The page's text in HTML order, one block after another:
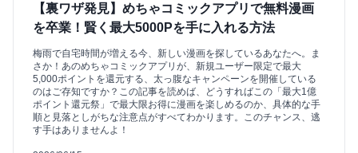
【裏ワザ発見】めちゃコミックアプリで無料漫画
を卒業！賢く最大5000Pを手に入れる方法
梅雨で自宅時間が増える今、新しい漫画を探しているあなたへ。ま
さか！あのめちゃコミックアプリが、新規ユーザー限定で最大
5,000ポイントを還元する、太っ腹なキャンペーンを開催している
のはご存知ですか？この記事を読めば、どうすればこの「最大1億
ポイント還元祭」で最大限お得に漫画を楽しめるのか、具体的な手
順と見落としがちな注意点がすべてわかります。このチャンス、逃
す手はありませんよ！